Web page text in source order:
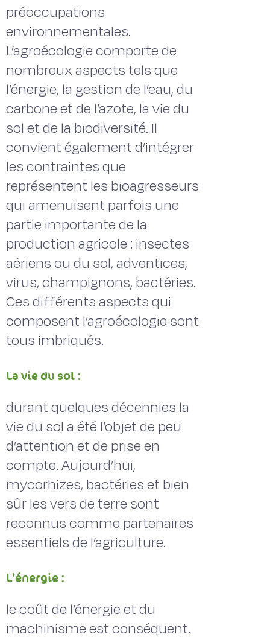
préoccupations
environnementales.
L’agroécologie comporte de
nombreux aspects tels que
l’énergie, la gestion de l’eau, du
carbone et de l’azote, la vie du
sol et de la biodiversité. Il
convient également d’intégrer
les contraintes que
représentent les bioagresseurs
qui amenuisent parfois une
partie importante de la
production agricole : insectes
aériens ou du sol, adventices,
virus, champignons, bactéries.
Ces différents aspects qui
composent l’agroécologie sont
tous imbriqués.
La vie du sol :
durant quelques décennies la
vie du sol a été l’objet de peu
d’attention et de prise en
compte. Aujourd’hui,
mycorhizes, bactéries et bien
sûr les vers de terre sont
reconnus comme partenaires
essentiels de l’agriculture.
L’énergie :
le coût de l’énergie et du
machinisme est conséquent.